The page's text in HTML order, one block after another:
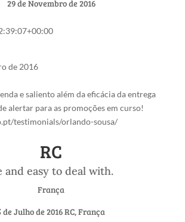
29 de Novembro de 2016
de 2016
e saliento além da eficácia da entrega
alertar para as promoções em curso!
testimonials/orlando-sousa/
RC
and easy to deal with.
França
de Julho de 2016RC, França